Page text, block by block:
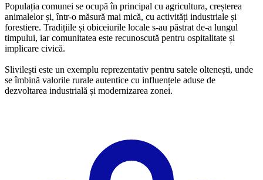
Populația comunei se ocupă în principal cu agricultura, creșterea
animalelor și, într-o măsură mai mică, cu activități industriale și
forestiere. Tradițiile și obiceiurile locale s-au păstrat de-a lungul
timpului, iar comunitatea este recunoscută pentru ospitalitate și
implicare civică.
Slivilești este un exemplu reprezentativ pentru satele oltenești, unde
se îmbină valorile rurale autentice cu influențele aduse de
dezvoltarea industrială și modernizarea zonei.